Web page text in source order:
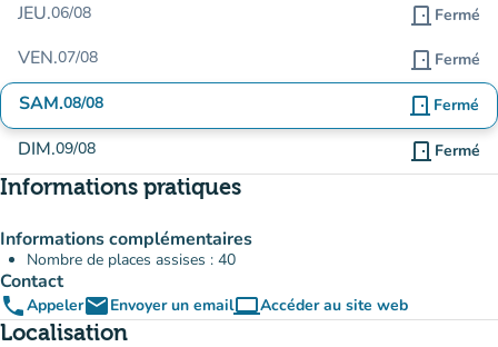
JEU.06/08 door_front Fermé
VEN.07/08 door_front Fermé
SAM.08/08 door_front Fermé
DIM.09/08 door_front Fermé
Informations pratiques
Informations complémentaires
Nombre de places assises : 40
Contact
phoneAppeleremailEnvoyer un emailcomputerAccéder au site web
(nouvel onglet)
Localisation